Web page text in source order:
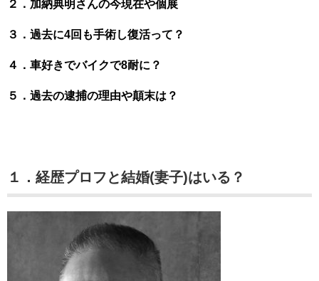
２．加納典明さんの今現在や個展
３．過去に4回も手術し復活って？
４．車好きでバイクで8耐に？
５．過去の逮捕の理由や顛末は？
１．経歴プロフと結婚(妻子)はいる？